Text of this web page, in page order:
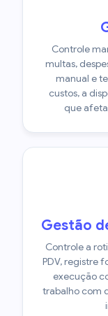
Controle
multas,
manual e
custos, a
que
Gestão
Controle a
PDV, registre
execução
trabalho com